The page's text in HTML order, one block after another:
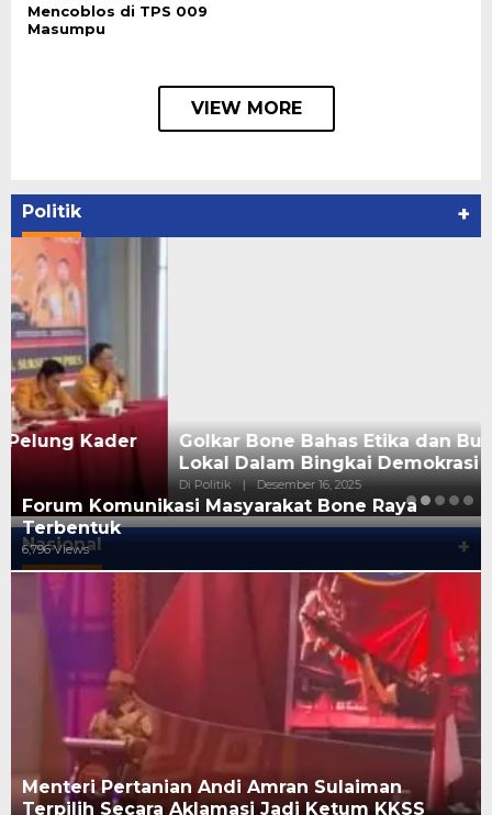
Mencoblos di TPS 009
Masumpu
VIEW MORE
Politik +
Golkar Bone Bahas Etika dan Budaya Politik
Lokal Dalam Bingkai Demokrasi
Desember 16, 2025
Nasional +
Forum Komunikasi Masyarakat Bone Raya
Terbentuk
6,796 Views
Menteri Pertanian Andi Amran Sulaiman
Terpilih Secara Aklamasi Jadi Ketum KKSS